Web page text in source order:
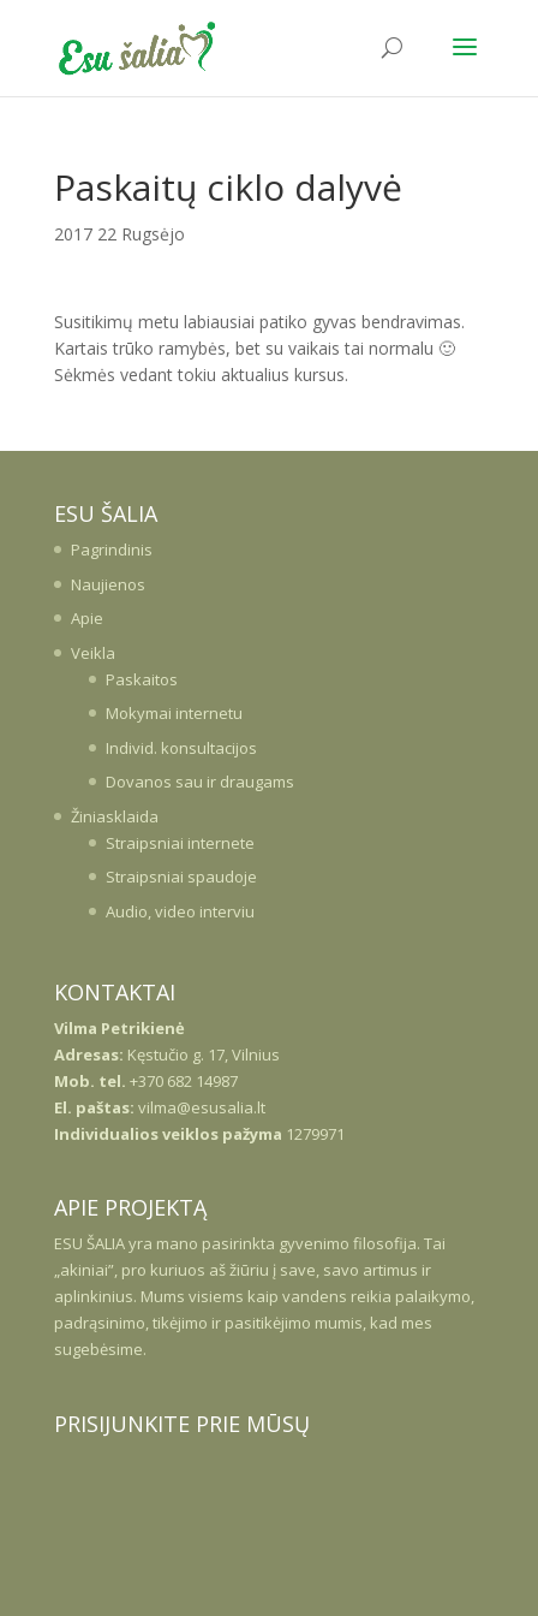
Paskaitų ciklo dalyvė
2017 22 Rugsėjo
Susitikimų metu labiausiai patiko gyvas bendravimas.
Kartais trūko ramybės, bet su vaikais tai normalu 🙂
Sėkmės vedant tokiu aktualius kursus.
ESU ŠALIA
Pagrindinis
Naujienos
Apie
Veikla
Paskaitos
Mokymai internetu
Individ. konsultacijos
Dovanos sau ir draugams
Žiniasklaida
Straipsniai internete
Straipsniai spaudoje
Audio, video interviu
KONTAKTAI
Vilma Petrikienė
Adresas: Kęstučio g. 17, Vilnius
Mob. tel. +370 682 14987
El. paštas: vilma@esusalia.lt
Individualios veiklos pažyma 1279971
APIE PROJEKTĄ
ESU ŠALIAyra mano pasirinkta gyvenimo filosofija. Tai
„akiniai”, pro kuriuos aš žiūriu į save, savo artimus ir
aplinkinius. Mums visiems kaip vandens reikia palaikymo,
padrąsinimo, tikėjimo ir pasitikėjimo mumis, kad mes
sugebėsime.
PRISIJUNKITE PRIE MŪSŲ